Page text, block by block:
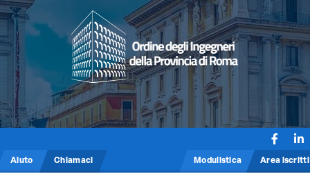
Aiuto Chiamaci Modulistica Area iscritti